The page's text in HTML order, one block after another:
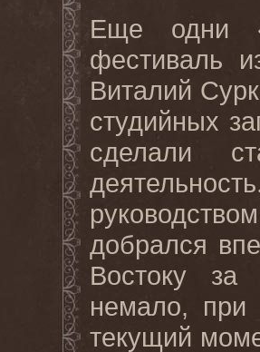
Еще одни
фестиваль
Виталий
студийных
сделали
добрался
Востоку за
немало, при
текущий